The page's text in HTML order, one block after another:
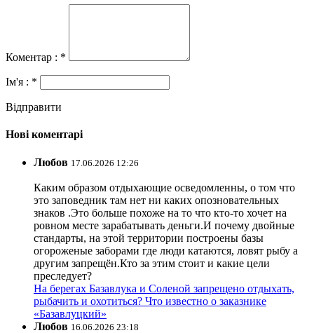
Коментар : *
Ім'я : *
Відправити
Нові коментарі
Любов 17.06.2026 12:26
Каким образом отдыхающие осведомленны, о том что
это заповедник там нет ни каких опозновательных
знаков .Это больше похоже на то что кто-то хочет на
ровном месте зарабатывать деньги.И почему двойные
стандарты, на этой территории построены базы
огороженые заборами где люди катаются, ловят рыбу а
другим запрещён.Кто за этим стоит и какие цели
преследует?
На берегах Базавлука и Соленой запрещено отдыхать,
рыбачить и охотиться? Что известно о заказнике
«Базавлуцкий»
Любов 16.06.2026 23:18